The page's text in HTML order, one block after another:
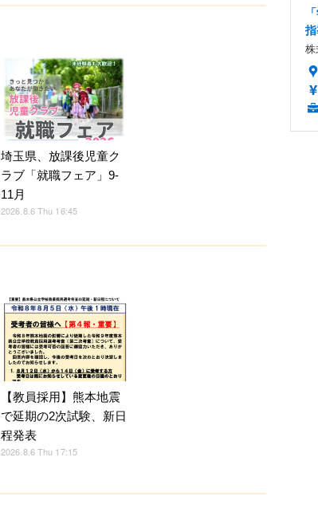
埼玉県、放課後児童ク
ラブ「就職フェア」9-
11月
2026.8.6 Thu 16:45
【教員採用】熊本地震
で延期の2次試験、新日
程発表
2026.8.6 Thu 17:15
株